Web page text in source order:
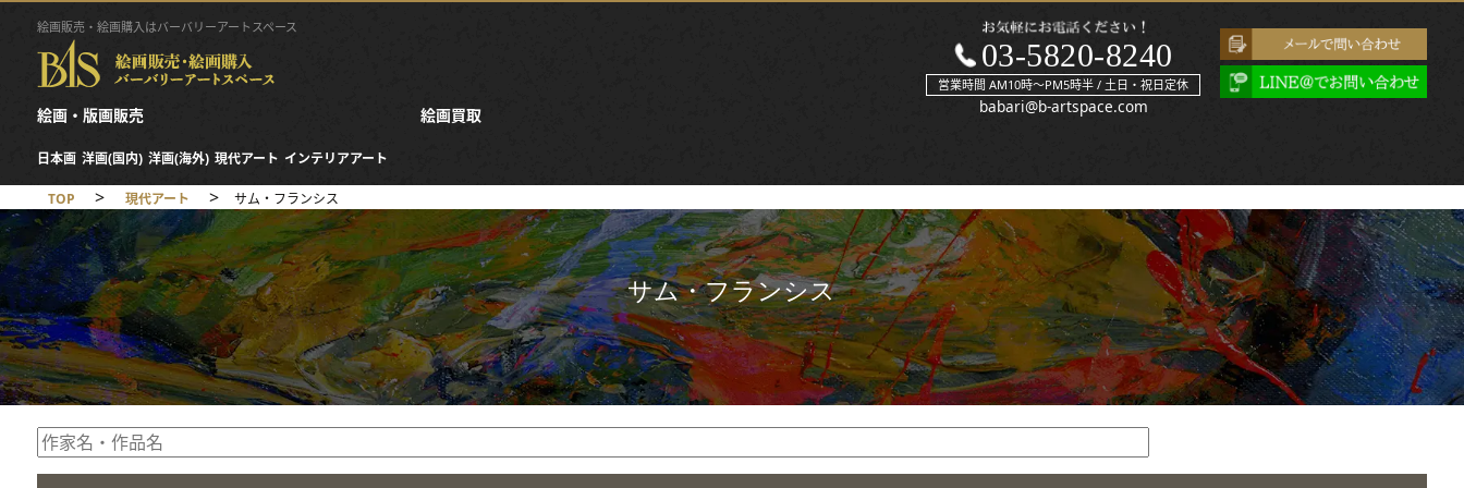
絵画販売・絵画購入はバーバリーアートスペース
絵画・版画販売
日本画 洋画(国内) 洋画(海外) 現代アート インテリアアート
絵画買取
03-5820-8240
営業時間 AM10時～PM5時半 / 土日・祝日定休
babari@b-artspace.com
TOP > 現代アート > サム・フランシス
サム・フランシス